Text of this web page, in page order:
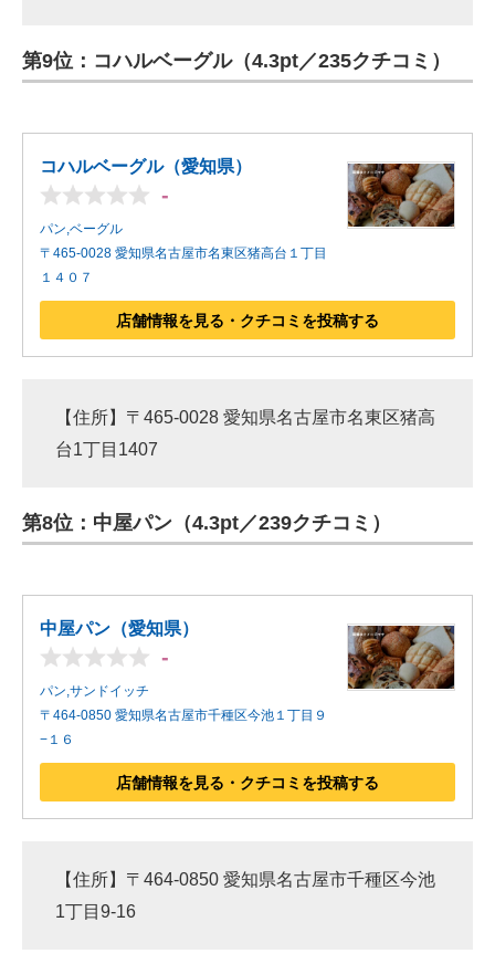
第9位：コハルベーグル（4.3pt／235クチコミ）
コハルベーグル（愛知県）
-
パン,ベーグル
〒465-0028 愛知県名古屋市名東区猪高台１丁目
１４０７
店舗情報を見る・クチコミを投稿する
【住所】〒465-0028 愛知県名古屋市名東区猪高
台1丁目1407
第8位：中屋パン（4.3pt／239クチコミ）
中屋パン（愛知県）
-
パン,サンドイッチ
〒464-0850 愛知県名古屋市千種区今池１丁目９
−１６
店舗情報を見る・クチコミを投稿する
【住所】〒464-0850 愛知県名古屋市千種区今池
1丁目9-16